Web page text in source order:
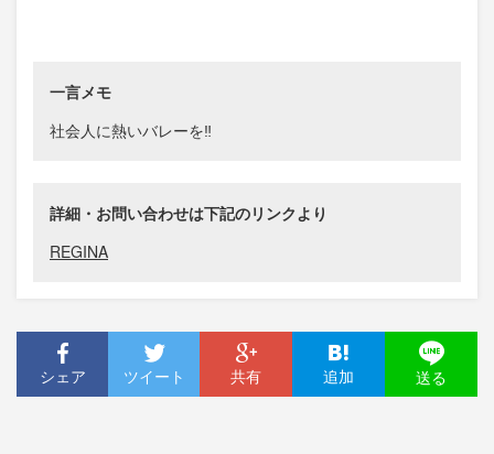
一言メモ
社会人に熱いバレーを‼︎
詳細・お問い合わせは下記のリンクより
REGINA
シェア ツイート 共有 追加 送る